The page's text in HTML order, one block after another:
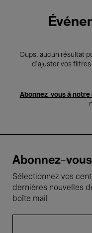
Oups, aucun résultat
d’ajuster vos
Abonnez-vous à
Abonnez-
Sélectionnez vos
dernières nouvelles
boîte mail